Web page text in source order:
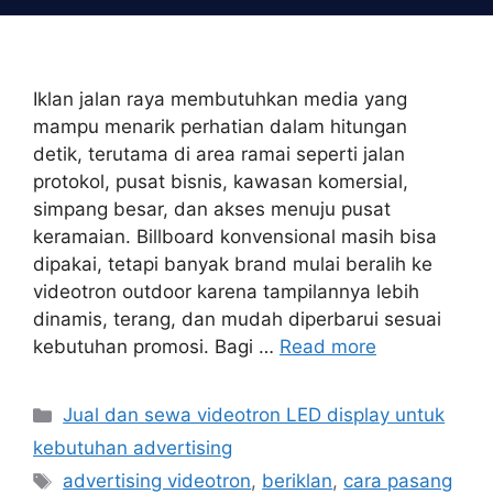
Iklan jalan raya membutuhkan media yang
mampu menarik perhatian dalam hitungan
detik, terutama di area ramai seperti jalan
protokol, pusat bisnis, kawasan komersial,
simpang besar, dan akses menuju pusat
keramaian. Billboard konvensional masih bisa
dipakai, tetapi banyak brand mulai beralih ke
videotron outdoor karena tampilannya lebih
dinamis, terang, dan mudah diperbarui sesuai
kebutuhan promosi. Bagi … Read more
Categories
Jual dan sewa videotron LED display untuk
kebutuhan advertising
Tags
advertising videotron, beriklan, cara pasang